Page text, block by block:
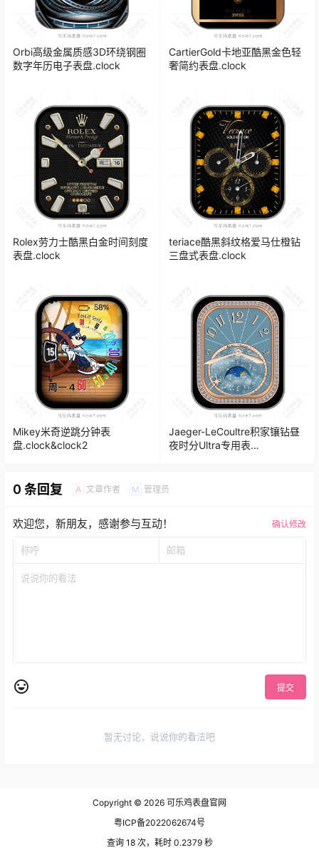
Orbi高级金属质感3D环绕钢圈
数字年历电子表盘.clock
CartierGold卡地亚酷黑金色轻
奢简约表盘.clock
Rolex劳力士酷黑白金时间刻度
表盘.clock
teriace酷黑斜纹格爱马仕橙钻
三盘式表盘.clock
Mikey米奇逆跳分钟表
盘.clock&clock2
Jaeger-LeCoultre积家镶钻昼
夜时分Ultra专用表
0 条回复 A 文章作者 M 管理员
欢迎您，新朋友，感谢参与互动！ 确认修改
提交
暂无讨论，说说你的看法吧
Copyright © 2026 可乐鸡表盘官网
粤ICP备2022062674号
查询 18 次，耗时 0.2379 秒